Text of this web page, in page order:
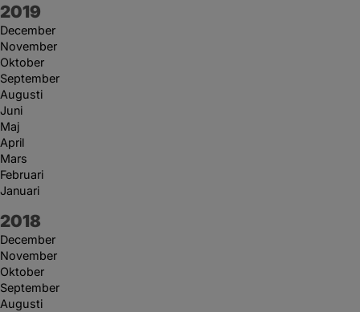
År:
2019
December
November
Oktober
September
Augusti
Juni
Maj
April
Mars
Februari
Januari
År:
2018
December
November
Oktober
September
Augusti